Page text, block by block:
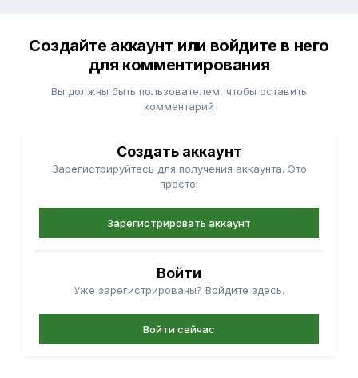
Создайте аккаунт или войдите в него
для комментирования
Вы должны быть пользователем, чтобы оставить
комментарий
Создать аккаунт
Зарегистрируйтесь для получения аккаунта. Это
просто!
Зарегистрировать аккаунт
Войти
Уже зарегистрированы? Войдите здесь.
Войти сейчас